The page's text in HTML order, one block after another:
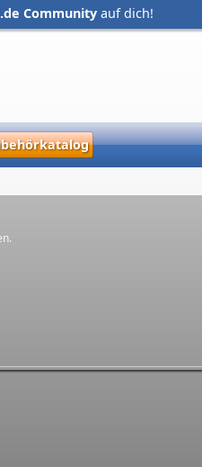
Community auf dich!